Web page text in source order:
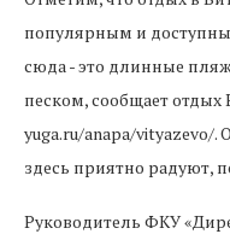
популярным и
сюда - это длинные
песком, сообщает
yuga.ru/anapa/vityazevo/.
здесь приятно радуют,
Руководитель ФКУ